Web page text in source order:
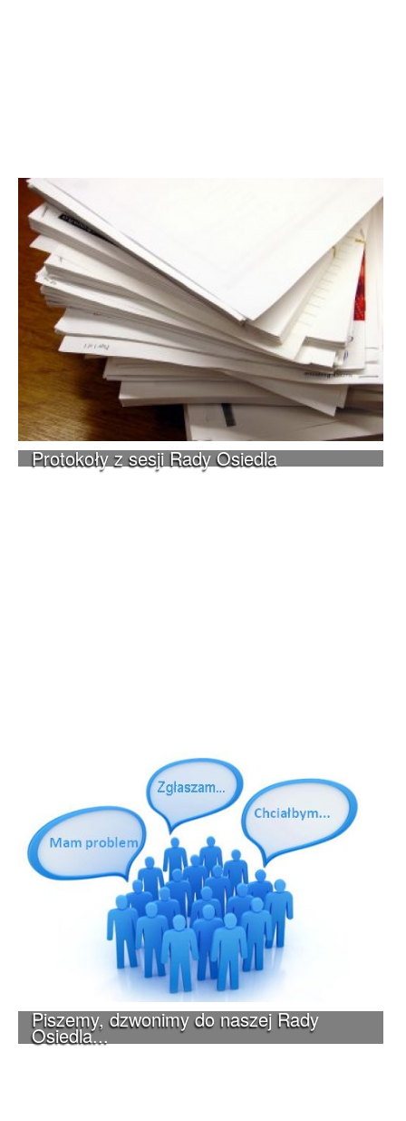
Protokoły z sesji Rady Osiedla
Piszemy, dzwonimy do naszej Rady
Osiedla...